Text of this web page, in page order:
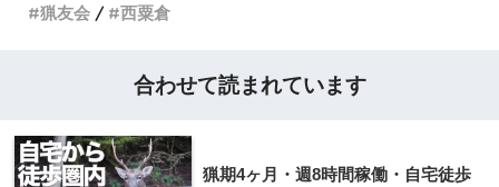
猟友会
西粟倉
合わせて読まれています
猟期4ヶ月・週8時間稼働・自宅徒歩